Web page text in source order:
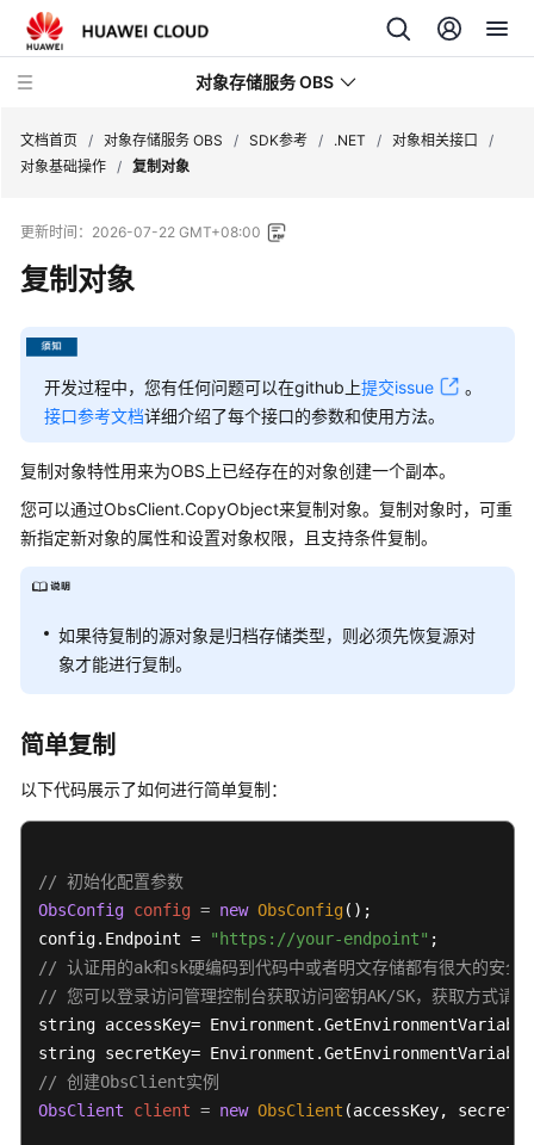
对象存储服务 OBS
新
动
态
服
公
告
产
品
介
费
明
快
入
门
用
户
指
南
权
限
置
指
文档首页 / 对象存储服务 OBS / SDK参考 / .NET / 对象相关接口
/
对象基础操作 / 复制对象
更新时间： 2026-07-22 GMT+08:00
复制对象
开发过程中，您有任何问题可以在github上提交issue
。
接口参考文档详细介绍了每个接口的参数和使用方法。
复制对象特性用来为OBS上已经存在的对象创建一个副本。
您可以通过ObsClient.CopyObject来复制对象。复制对象时，可重
新指定新对象的属性和设置对象权限，且支持条件复制。
如果待复制的源对象是归档存储类型，则必须先恢复源对
象才能进行复制。
简单复制
以下代码展示了如何进行简单复制：
// 初始化配置参数
ObsConfig config = new ObsConfig ();
config.Endpoint =
"https://your-endpoint"
// 认证用的ak和sk硬编码到代码中或者明文存储都有很大的安全
// 您可以登录访问管理控制台获取访问密钥AK/SK，获取
string accessKey=
string secretKey=
// 创建ObsClient实例
ObsClient
client = new ObsClient (accessKey,